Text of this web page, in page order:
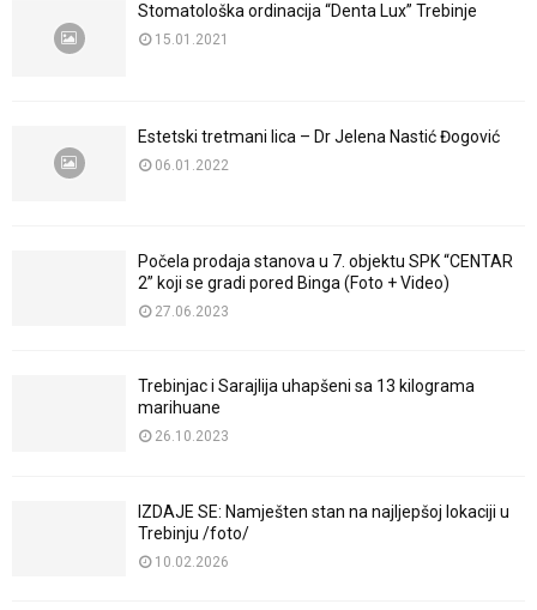
Stomatološka ordinacija “Denta Lux” Trebinje
15.01.2021
Estetski tretmani lica – Dr Jelena Nastić Đogović
06.01.2022
Počela prodaja stanova u 7. objektu SPK “CENTAR
2” koji se gradi pored Binga (Foto + Video)
27.06.2023
Trebinjac i Sarajlija uhapšeni sa 13 kilograma
marihuane
26.10.2023
IZDAJE SE: Namješten stan na najljepšoj lokaciji u
Trebinju /foto/
10.02.2026